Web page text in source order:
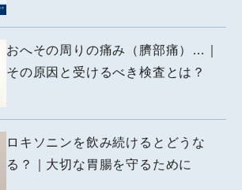
おへその周りの痛み（臍部痛）…｜
その原因と受けるべき検査とは？
ロキソニンを飲み続けるとどうな
る？｜大切な胃腸を守るために